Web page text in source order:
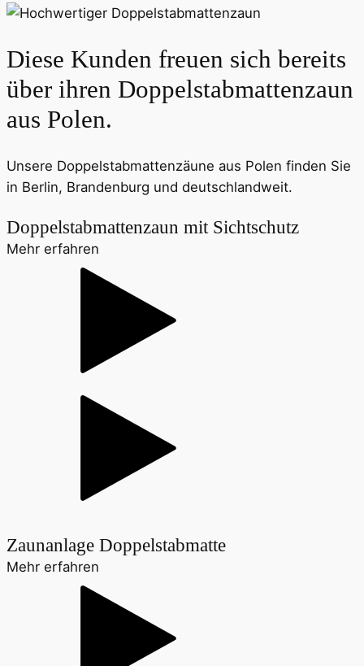
Diese Kunden freuen sich bereits
über ihren Doppelstab­matten­zaun
aus Polen.
Unsere Doppelstab­matten­zäune aus Polen finden Sie
in Berlin, Brandenburg und deutschlandweit.
Doppelstabmattenzaun mit Sichtschutz
Mehr erfahren
Zaunanlage Doppelstabmatte
Mehr erfahren